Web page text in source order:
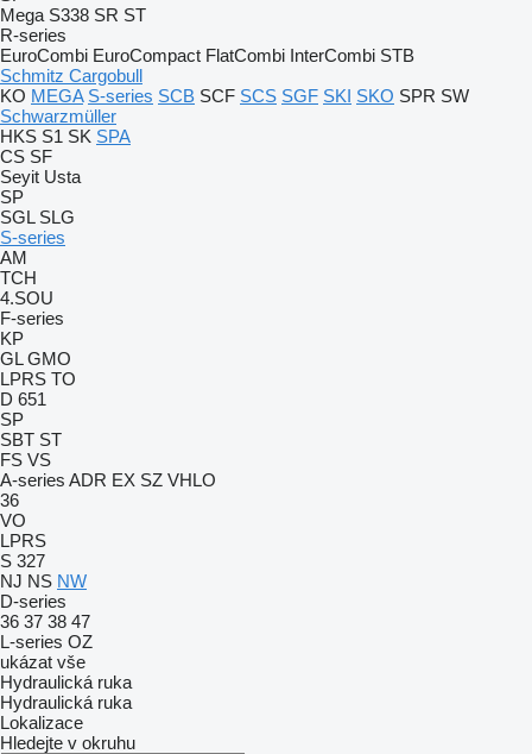
Mega S338 SR ST
R-series
EuroCombi EuroCompact FlatCombi InterCombi STB
Schmitz Cargobull
KO MEGA S-series SCB SCF SCS SGF SKI SKO SPR SW
Schwarzmüller
HKS S1 SK SPA
CS SF
Seyit Usta
SP
SGL SLG
S-series
AM
TCH
4.SOU
F-series
KP
GL GMO
LPRS TO
D 651
SP
SBT ST
FS VS
A-series ADR EX SZ VHLO
36
VO
LPRS
S 327
NJ NS NW
D-series
36 37 38 47
L-series OZ
ukázat vše
Hydraulická ruka
Hydraulická ruka
Lokalizace
Hledejte v okruhu